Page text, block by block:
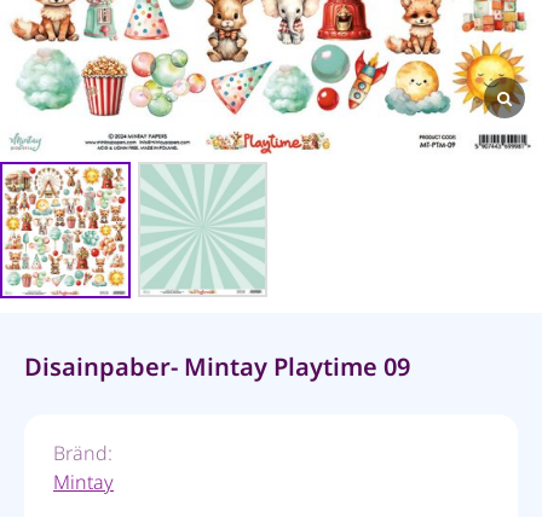
Disainpaber- Mintay Playtime 09
Bränd:
Mintay